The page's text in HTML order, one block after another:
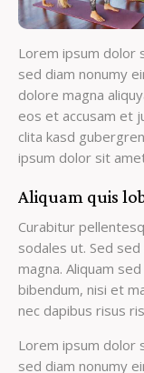
Lorem ipsum dolor
sed diam nonumy
dolore magna
eos et accusam et
clita kasd
ipsum dolor sit
Aliquam quis
Curabitur
sodales ut. Sed
magna. Aliquam
bibendum, nisi et
nec dapibus risus
Lorem ipsum dolor
sed diam nonumy